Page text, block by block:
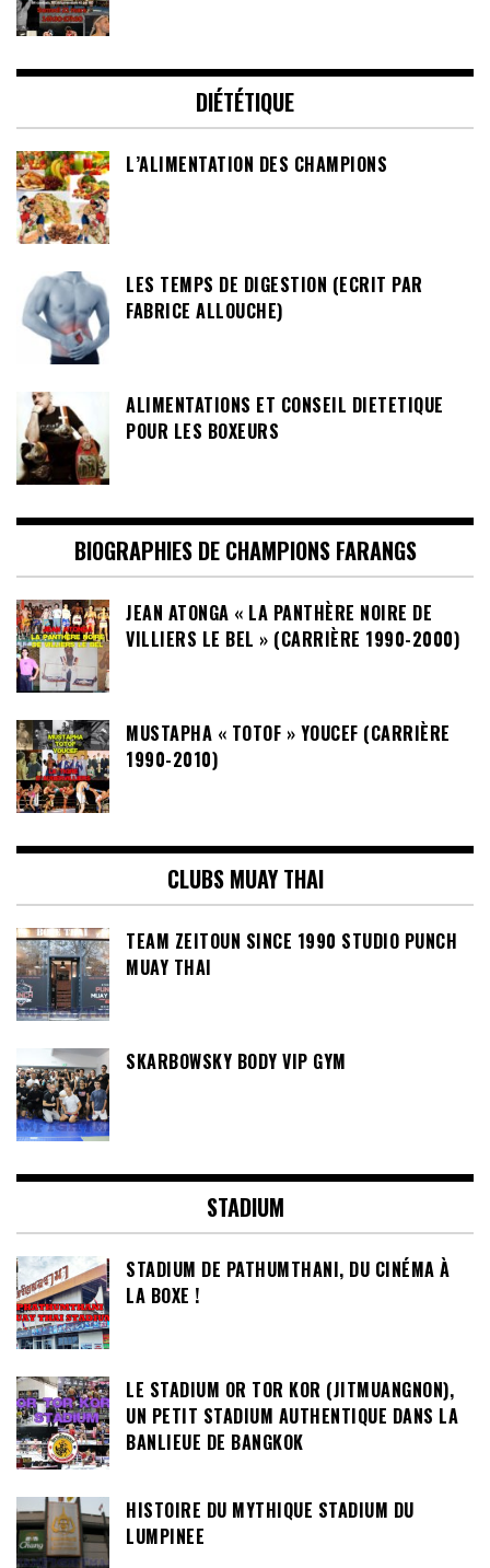
DIÉTÉTIQUE
L’ALIMENTATION DES CHAMPIONS
LES TEMPS DE DIGESTION (ECRIT PAR
FABRICE ALLOUCHE)
ALIMENTATIONS ET CONSEIL DIETETIQUE
POUR LES BOXEURS
BIOGRAPHIES DE CHAMPIONS FARANGS
JEAN ATONGA « LA PANTHÈRE NOIRE DE
VILLIERS LE BEL » (CARRIÈRE 1990-2000)
MUSTAPHA « TOTOF » YOUCEF (CARRIÈRE
1990-2010)
CLUBS MUAY THAI
TEAM ZEITOUN SINCE 1990 STUDIO PUNCH
MUAY THAI
SKARBOWSKY BODY VIP GYM
STADIUM
STADIUM DE PATHUMTHANI, DU CINÉMA À
LA BOXE !
LE STADIUM OR TOR KOR (JITMUANGNON),
UN PETIT STADIUM AUTHENTIQUE DANS LA
BANLIEUE DE BANGKOK
HISTOIRE DU MYTHIQUE STADIUM DU
LUMPINEE